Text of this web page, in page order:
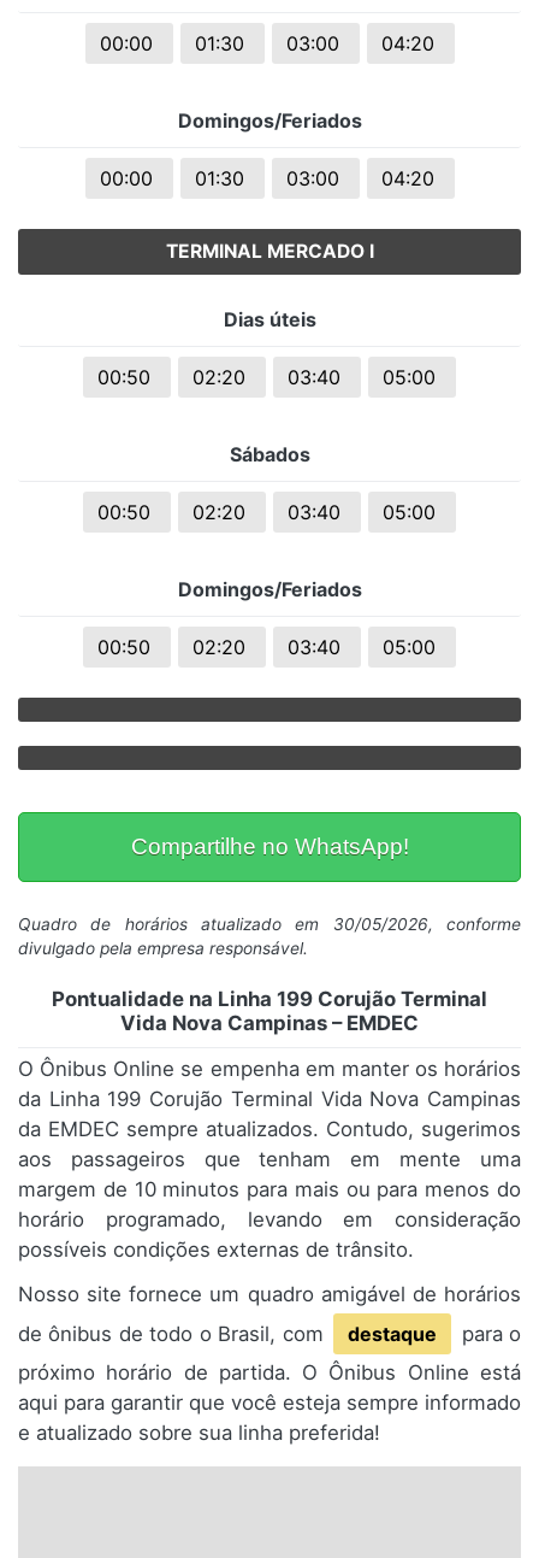
00:00 01:30 03:00 04:20
Domingos/Feriados
00:00 01:30 03:00 04:20
TERMINAL MERCADO I
Dias úteis
00:50 02:20 03:40 05:00
Sábados
00:50 02:20 03:40 05:00
Domingos/Feriados
00:50 02:20 03:40 05:00
Compartilhe no WhatsApp!
Quadro de horários atualizado em 30/05/2026, conforme
divulgado pela empresa responsável.
Pontualidade na Linha 199 Corujão Terminal
Vida Nova Campinas – EMDEC
O Ônibus Online se empenha em manter os horários
da Linha 199 Corujão Terminal Vida Nova Campinas
da EMDEC sempre atualizados. Contudo, sugerimos
aos passageiros que tenham em mente uma
margem de 10 minutos para mais ou para menos do
horário programado, levando em consideração
possíveis condições externas de trânsito.
Nosso site fornece um quadro amigável de horários
de ônibus de todo o Brasil, com
destaque
para o
próximo horário de partida. O Ônibus Online está
aqui para garantir que você esteja sempre informado
e atualizado sobre sua linha preferida!